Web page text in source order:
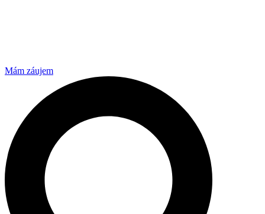
Mám záujem